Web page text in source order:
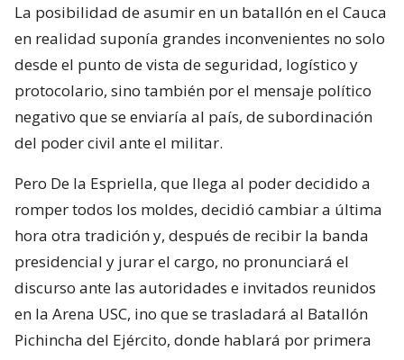
La posibilidad de asumir en un batallón en el Cauca
en realidad suponía grandes inconvenientes no solo
desde el punto de vista de seguridad, logístico y
protocolario, sino también por el mensaje político
negativo que se enviaría al país, de subordinación
del poder civil ante el militar.
Pero De la Espriella, que llega al poder decidido a
romper todos los moldes, decidió cambiar a última
hora otra tradición y, después de recibir la banda
presidencial y jurar el cargo, no pronunciará el
discurso ante las autoridades e invitados reunidos
en la Arena USC, ino que se trasladará al Batallón
Pichincha del Ejército, donde hablará por primera